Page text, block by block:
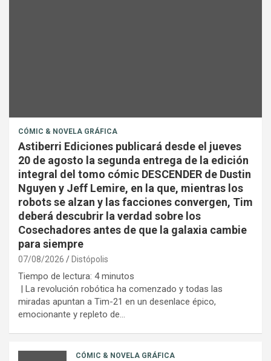
CÓMIC & NOVELA GRÁFICA
Astiberri Ediciones publicará desde el jueves
20 de agosto la segunda entrega de la edición
integral del tomo cómic DESCENDER de Dustin
Nguyen y Jeff Lemire, en la que, mientras los
robots se alzan y las facciones convergen, Tim
deberá descubrir la verdad sobre los
Cosechadores antes de que la galaxia cambie
para siempre
07/08/2026 Distópolis
Tiempo de lectura: 4 minutos
| La revolución robótica ha comenzado y todas las
miradas apuntan a Tim-21 en un desenlace épico,
emocionante y repleto de…
CÓMIC & NOVELA GRÁFICA